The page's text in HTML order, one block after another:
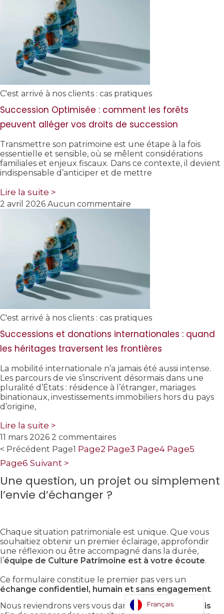
C'est arrivé à nos clients : cas pratiques
Succession Optimisée : comment les forêts
peuvent alléger vos droits de succession
Transmettre son patrimoine est une étape à la fois
essentielle et sensible, où se mêlent considérations
familiales et enjeux fiscaux. Dans ce contexte, il devient
indispensable d’anticiper et de mettre
Lire la suite >
2 avril 2026 Aucun commentaire
C'est arrivé à nos clients : cas pratiques
Successions et donations internationales : quand
les héritages traversent les frontières
La mobilité internationale n’a jamais été aussi intense.
Les parcours de vie s’inscrivent désormais dans une
pluralité d’États : résidence à l’étranger, mariages
binationaux, investissements immobiliers hors du pays
d’origine,
Lire la suite >
11 mars 2026 2 commentaires
< Précédent Page1 Page2 Page3 Page4 Page5
Page6 Suivant >
Une question, un projet ou simplement
l’envie d’échanger ?
Chaque situation patrimoniale est unique. Que vous
souhaitiez obtenir un premier éclairage, approfondir
une réflexion ou être accompagné dans la durée,
l’équipe de Culture Patrimoine est à votre écoute.
Ce formulaire constitue le premier pas vers un
échange confidentiel, humain et sans engagement.
Nous reviendrons vers vous dans les meilleurs délais
Français